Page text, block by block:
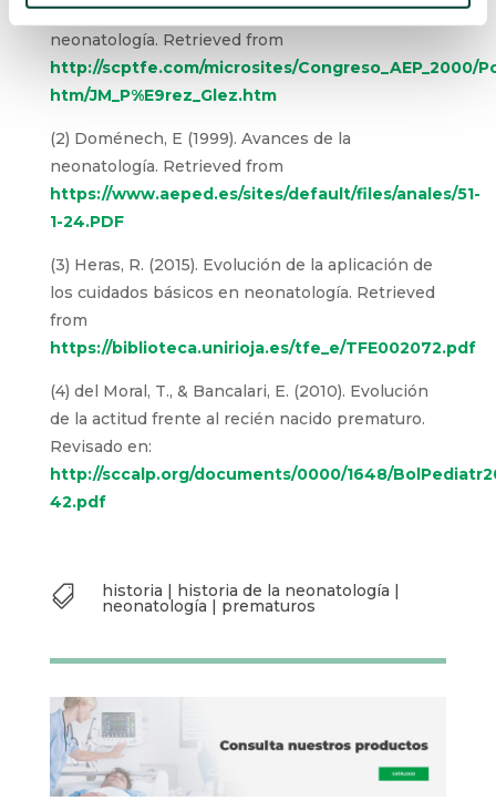
(1) Pérez, J.M (2000). Avances y retos en
neonatología. Retrieved from
http://scptfe.com/microsites/Congreso_AEP_2000/
htm/JM_P%E9rez_Glez.htm
(2) Doménech, E (1999). Avances de la
neonatología. Retrieved from
https://www.aeped.es/sites/default/files/anales/51-
1-24.PDF
(3) Heras, R. (2015). Evolución de la aplicación de
los cuidados básicos en neonatología. Retrieved
from
https://biblioteca.unirioja.es/tfe_e/TFE002072.pdf
(4) del Moral, T., & Bancalari, E. (2010). Evolución
de la actitud frente al recién nacido prematuro.
Revisado en:
http://sccalp.org/documents/0000/1648/
42.pdf
 historia | historia de la neonatología |
neonatología | prematuros